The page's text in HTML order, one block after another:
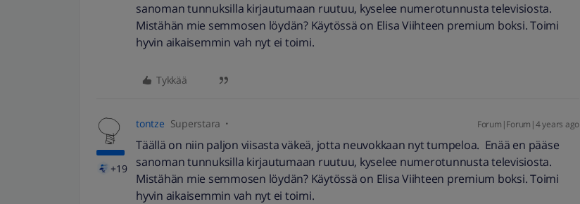
sanoman tunnuksilla kirjautumaan ruutuu, kyselee numerotunnusta televisiosta.
Mistähän mie semmosen löydän? Käytössä on Elisa Viihteen premium boksi. Toimi
hyvin aikaisemmin vah nyt ei toimi.
Tykkää
+19
tontze Superstara Forum|Forum|4 years ago
Täällä on niin paljon viisasta väkeä, jotta neuvokkaan nyt tumpeloa. Enää en pääse
sanoman tunnuksilla kirjautumaan ruutuu, kyselee numerotunnusta televisiosta.
Mistähän mie semmosen löydän? Käytössä on Elisa Viihteen premium boksi. Toimi
hyvin aikaisemmin vah nyt ei toimi.